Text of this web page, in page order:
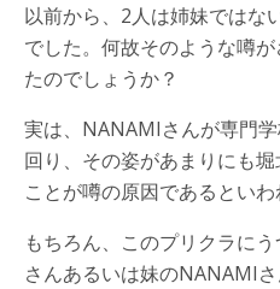
以前から、2人は姉妹ではな
でした。何故そのような噂
たのでしょうか？
実は、NANAMIさんが専門
回り、その姿があまりにも
ことが噂の原因であるといわ
もちろん、このプリクラに
さんあるいは妹のNANAMI